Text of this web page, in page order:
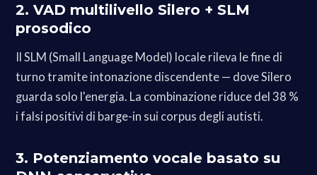
2. VAD multilivello Silero + SLM
prosodico
Il SLM (Small Language Model) locale rileva le fine di
turno tramite intonazione discendente — dove Silero
guarda solo l'energia. La combinazione riduce del 38 %
i falsi positivi di barge-in sui corpus degli autisti.
3. Potenziamento vocale basato su